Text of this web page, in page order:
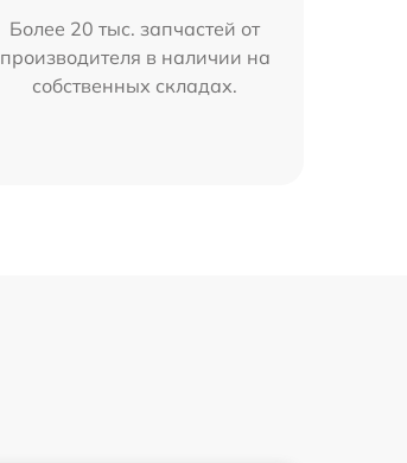
Более 20 тыс. запчастей от
производителя в наличии на
собственных складах.